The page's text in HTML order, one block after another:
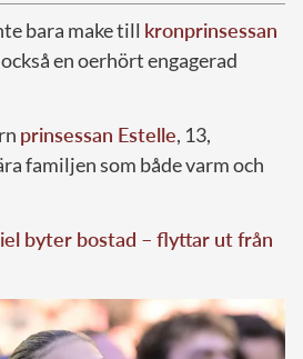
bara make till kronprinsessan
också en oerhört engagerad
prinsessan Estelle, 13,
familjen som både varm och
byter bostad – flyttar ut från